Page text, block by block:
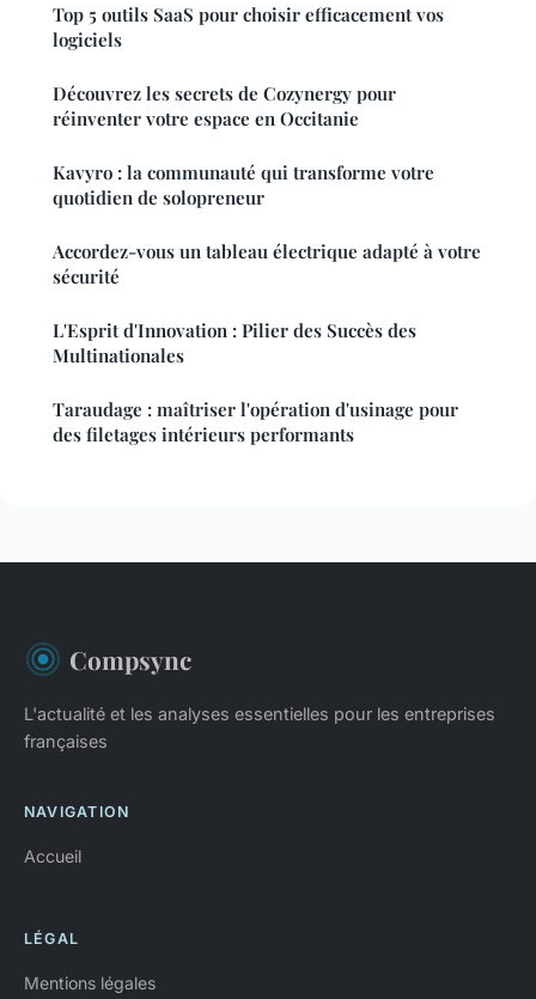
Top 5 outils SaaS pour choisir efficacement vos
logiciels
Découvrez les secrets de Cozynergy pour
réinventer votre espace en Occitanie
Kavyro : la communauté qui transforme votre
quotidien de solopreneur
Accordez-vous un tableau électrique adapté à votre
sécurité
L'Esprit d'Innovation : Pilier des Succès des
Multinationales
Taraudage : maîtriser l'opération d'usinage pour
des filetages intérieurs performants
Compsync
L'actualité et les analyses essentielles pour les entreprises
françaises
NAVIGATION
Accueil
LÉGAL
Mentions légales